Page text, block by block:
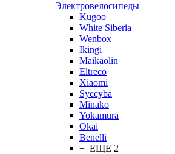
Электровелосипеды
Kugoo
White Siberia
Wenbox
Ikingi
Maikaolin
Eltreco
Xiaomi
Syccyba
Minako
Yokamura
Okai
Benelli
+ ЕЩЕ 2